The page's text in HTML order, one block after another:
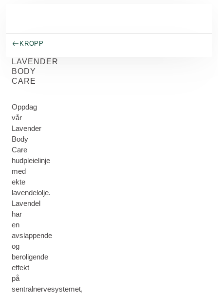
KROPP
LAVENDER
BODY
CARE
Oppdag
vår
Lavender
Body
Care
hudpleielinje
med
ekte
lavendelolje.
Lavendel
har
en
avslappende
og
beroligende
effekt
på
sentralnervesystemet,